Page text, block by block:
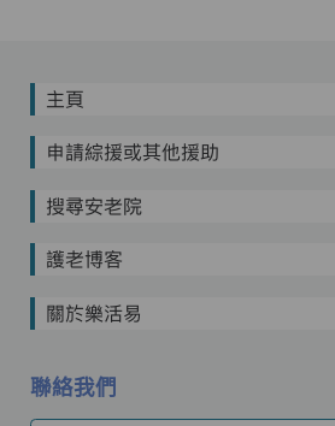
主頁
申請綜援或其他援助
搜尋安老院
護老博客
關於樂活易
聯絡我們